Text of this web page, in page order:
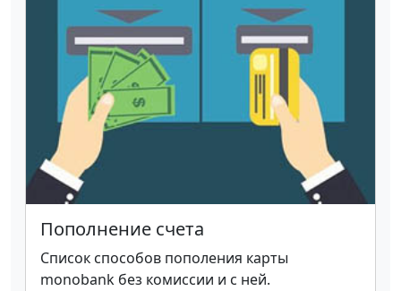
Пополнение счета
Список способов пополения карты
monobank без комиссии и с ней.